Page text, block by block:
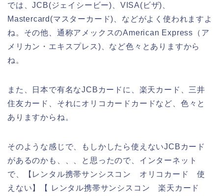
では、JCB(ジェイシービー)、VISA(ビザ)、
Mastercard(マスターカード)、などがよく使われますよ
ね。その他、通称アメックスのAmerican Express（ア
メリカン・エキスプレス)、など色々とありますから
ね。
また、日本で有名なJCBカードに、楽天カード、三井
住友カード、それにオリコカードカードなど、色々と
ありますからね。
そのような感じで、もしかしたら使えないJCBカード
があるのかも、、、と思ったので、インターネット
で、【レンタル携帯サンシスコン オリコカード 使
えない】【 レンタル携帯サンシスコン 楽天カード